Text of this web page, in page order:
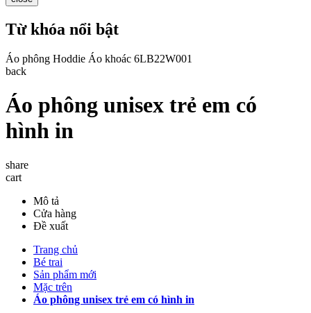
Từ khóa nổi bật
Áo phông Hoddie Áo khoác 6LB22W001
back
Áo phông unisex trẻ em có
hình in
share
cart
Mô tả
Cửa hàng
Đề xuất
Trang chủ
Bé trai
Sản phẩm mới
Mặc trên
Áo phông unisex trẻ em có hình in